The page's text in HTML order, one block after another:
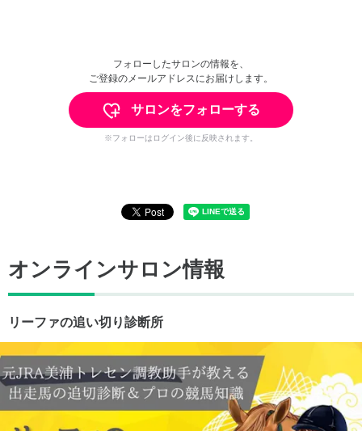
フォローしたサロンの情報を、
ご登録のメールアドレスにお届けします。
サロンをフォローする
※フォローはログイン後に反映されます。
オンラインサロン情報
リーファの追い切り診断所